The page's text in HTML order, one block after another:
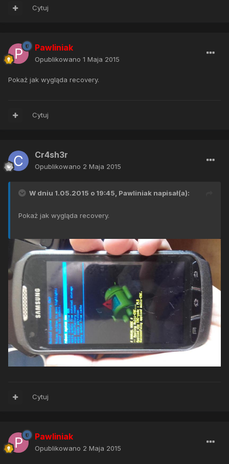
Cytuj
Pawliniak
Opublikowano 1 Maja 2015
Pokaż jak wygląda recovery.
Cytuj
Cr4sh3r
Opublikowano 2 Maja 2015
W dniu 1.05.2015 o 19:45, Pawliniak napisał(a):
Pokaż jak wygląda recovery.
Cytuj
Pawliniak
Opublikowano 2 Maja 2015